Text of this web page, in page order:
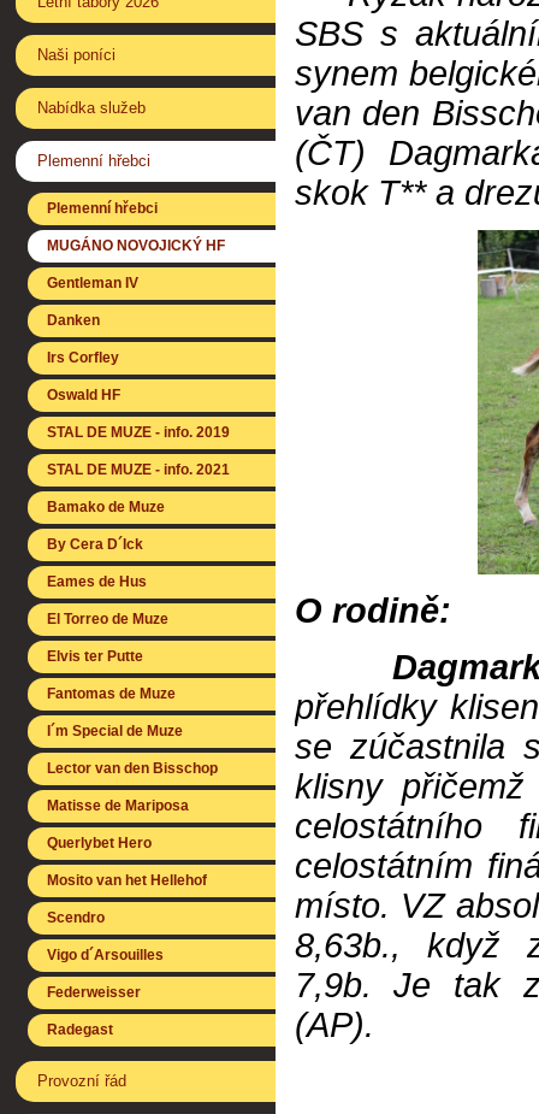
SBS s
synem
van den
(ČT)
skok T** a
O rodině:
přehlídky
se zúčastnila
klisny
celostátním
místo. VZ
8,63b., když
7,9b. Je tak
(AP).
Naši poníci
Nabídka služeb
Plemenní hřebci
Plemenní hřebci
MUGÁNO NOVOJICKÝ HF
Gentleman IV
Danken
Irs Corfley
Oswald HF
STAL DE MUZE - info. 2019
STAL DE MUZE - info. 2021
Bamako de Muze
By Cera D´Ick
Eames de Hus
El Torreo de Muze
Elvis ter Putte
Fantomas de Muze
I´m Special de Muze
Lector van den Bisschop
Matisse de Mariposa
Querlybet Hero
Mosito van het Hellehof
Scendro
Vigo d´Arsouilles
Federweisser
Radegast
Provozní řád